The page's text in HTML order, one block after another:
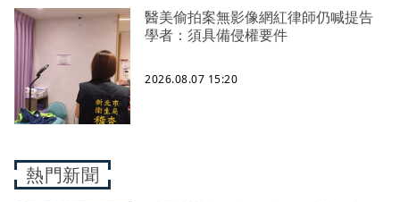
醫美偷拍案無影像網紅律師仍喊提告
學者：須具備侵權要件
2026.08.07 15:20
熱門新聞